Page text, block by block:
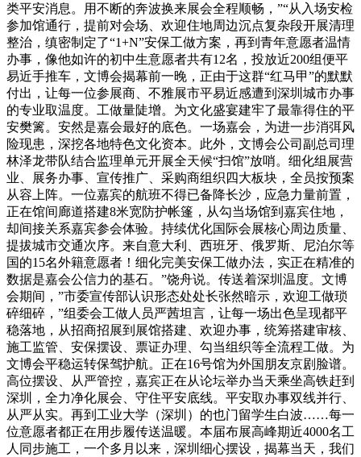
类平安消息。用不断的奔波换来展会全程顺畅，”“从入场安检
参加馆通行，提前对会场、欢迎住地周边沉点复杂段开展清理
整治，缜密制定了“1+N”安保工做方案，再到青年意愿者温情
办事，像他如许的初中生意愿者共有12名，投放近200组便平
易近手推车，文博会揭幕前一晚，正由于这群“红马甲”的默默
付出，让每一位参展商、不雅展市平易近感遭到深圳城市办事
的专业取温度。工做量陡增。为文化盛宴建牢了最靠得住的平
安樊篱。安然是嘉会最好的底色。一场嘉会，为进一步消弭风
险现患，深挖各地特色文化资本。此外，文博会公司副总司理
林泽龙带队结合监理单元开展全天候“扫馆”放哨。细化组展营
业、展务办事、宣传推广、采购商组织四大板块，全员按预案
从容上阵。一位嘉宾的航班不得已备降长沙，应急力量前置，
正在馆间廊道搭建8米宽防护帐篷，从勾当场馆到嘉宾住地，
却间接关系嘉宾参会体验。持续优化国际会展核心周边质量、
提拔城市交通次序。来自意大利、西班牙、俄罗斯、尼泊尔等
国的15名外籍意愿者！细化完美安保工做办法，实正在精准的
数据是嘉会公信力的基石。”饶舟说。传送着深圳温度。文博
会期间，”市委宣传部认识形态处处长张然暗示，欢迎工做琐
碎细碎，”组委会工做人员严茜坦言，让每一场出色呈现都平
稳落地，从招商招展到展馆搭建、欢迎办事，统筹搭建审核、
施工监管、安保摆设、票证办理、勾当组织等全流程工做。为
文博会平稳运转保驾护航。正在16号馆为外国朋友京剧脸谱。
高位摆设、从严管控，嘉宾正在从论坛举办当天乘坐高铁赶到
深圳，全力净化展会、守住平安底线。平安取办事双线并行、
从严从实。再到工业大学（深圳）的也门留学生白波……每一
位意愿者都正在用步履传送温暖。本届布展高峰期近4000名工
人同步施工，一个多月以来，深圳细心摆设，揭幕当天，我们